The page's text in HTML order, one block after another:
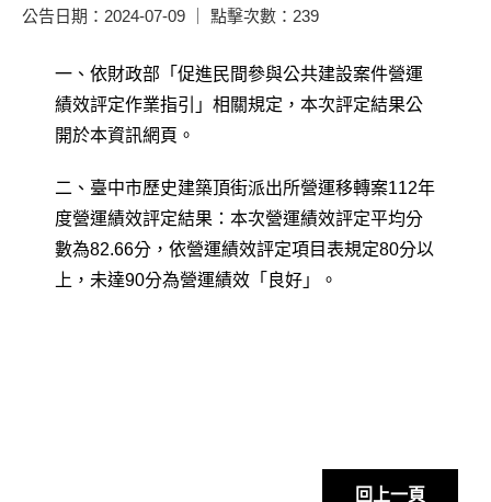
公告日期：2024-07-09 ｜ 點擊次數：239
一、依財政部「促進民間參與公共建設案件營運
績效評定作業指引」相關規定，本次評定結果公
開於本資訊網頁。
二、臺中市歷史建築頂街派出所營運移轉案112年
度營運績效評定結果：本次營運績效評定平均分
數為82.66分，依營運績效評定項目表規定80分以
上，未達90分為營運績效「良好」。
回上一頁